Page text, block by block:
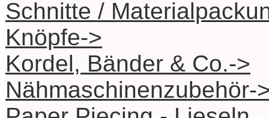
Schnitte /
Knöpfe->
Kordel, Bänder & Co.->
Nähmaschinenzubehör-